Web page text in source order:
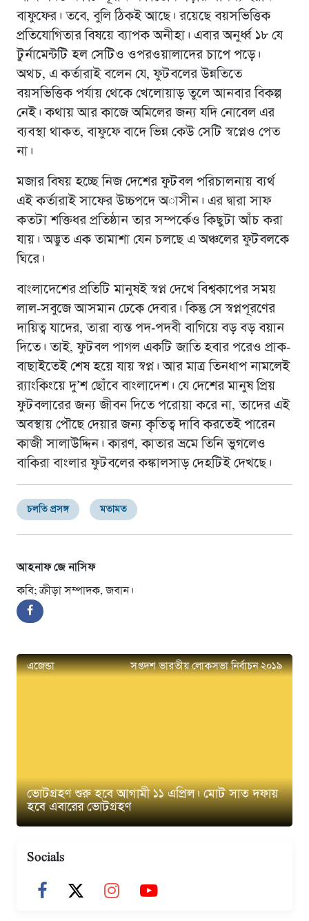
বাফুফের। তবে, বুলি ঠিকই আছে। রয়েছে বয়সভিত্তিক
প্রতিযোগিতার বিষয়ে ব্যাপক অনীহা। এবার অনুর্ধ্ব ১৮ যে
টুর্নামেন্টটি হল সেটিও ওপরওয়ালাদের চাপে পড়ে।
অথচ, এ কর্তারাই বলেন যে, ফুটবলের উন্নতিতে
বয়সভিত্তিক পর্যায় থেকে খেলোয়াড় তুলে আনবার বিকল্প
নেই। কথায় আর কাজে অমিলের জন্য যদি নোবেল এর
ব্যবস্থা থাকত, বাফুফে বাদে ভিন্ন কেউ সেটি স্বপ্নেও পেত
না।
মজার বিষয় হচ্ছে নিজ দেশের ফুটবল পরিচালনায় ব্যর্থ
এই কর্তারাই সাফের উচ্চপদে অাসীন। এর দ্বারা সাফ
কতটা শক্তিধর প্রতিষ্ঠান তার সম্পর্কেও কিছুটা আঁচ করা
যায়। অদ্ভুত এক তামাশা যেন চলছে এ অঞ্চলের ফুটবলকে
ঘিরে।
বাংলাদেশের প্রতিটি মানুষই স্বপ্ন দেখে বিশ্বকাপের সময়
লাল-সবুজে আসমান ঢেকে দেবার। কিন্তু সে স্বপ্নপূরণের
দায়িত্ব যাদের, তারা ব্যস্ত পদ-পদবী বাগিয়ে বড় বড় বয়ান
দিতে। তাই, ফুটবল পাগল একটি জাতি হবার পরেও প্রাক-
বাছাইতেই শেষ হয়ে যায় স্বপ্ন। আর মাত্র তিনধাপ নামলেই
র‌্যাংকিংয়ে দু’শ ছোঁবে বাংলাদেশ। যে দেশের মানুষ প্রিয়
ফুটবলারের জন্য জীবন দিতে পরোয়া করে না, তাদের এই
অবস্থায় পৌছে দেয়ার জন্য কৃতিত্ব দাবি করতেই পারেন
কাজী সালাউদ্দিন। কারণ, কাতার ভ্রমে তিনি ভুগলেও
বাকিরা বাংলার ফুটবলের কঙ্কালসাড় দেহটিই দেখছে।
চলতি প্রসঙ্গ মতামত
আহনাফ জে নাসিফ
কবি; ক্রীড়া সম্পাদক, জবান।
এজেন্ডা সপ্তদশ ভারতীয় লোকসভা নির্বাচন ২০১৯
ভোটগ্রহণ শুরু হবে আগামী ১১ এপ্রিল। মোট সাত দফায়
হবে এবারের ভোটগ্রহণ
Socials